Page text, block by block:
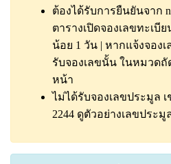
ต้องได้รับการยืนยันจาก
ตารางเปิดจองเลขทะเบี
น้อย 1 วัน | หากแจ้งจอง
รับจองเลขนั้น ในหมวด
หน้า
ไม่ได้รับจองเลขประมูล เ
2244 ดูตัวอย่างเลขประมู